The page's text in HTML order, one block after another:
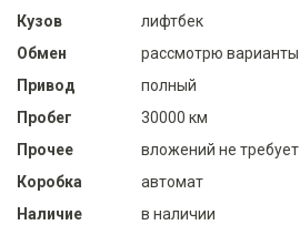
Кузов
лифтбек
Обмен
рассмотрю варианты
Привод
полный
Пробег
30000 км
Прочее
вложений не требует
Коробка
автомат
Наличие
в наличии